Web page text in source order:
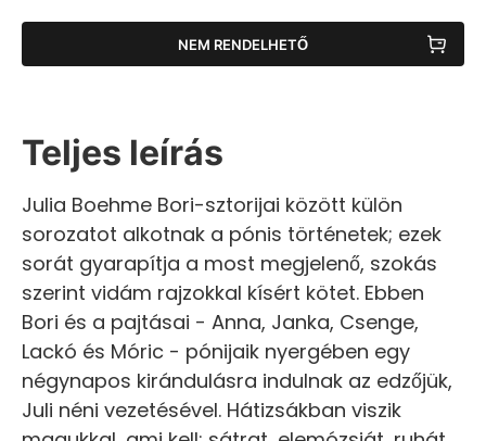
NEM RENDELHETŐ
Teljes leírás
Julia Boehme Bori-sztorijai között külön
sorozatot alkotnak a pónis történetek; ezek
sorát gyarapítja a most megjelenő, szokás
szerint vidám rajzokkal kísért kötet. Ebben
Bori és a pajtásai - Anna, Janka, Csenge,
Lackó és Móric - pónijaik nyergében egy
négynapos kirándulásra indulnak az edzőjük,
Juli néni vezetésével. Hátizsákban viszik